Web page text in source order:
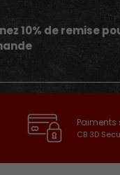
10% de remise
Paiments
CB 3D